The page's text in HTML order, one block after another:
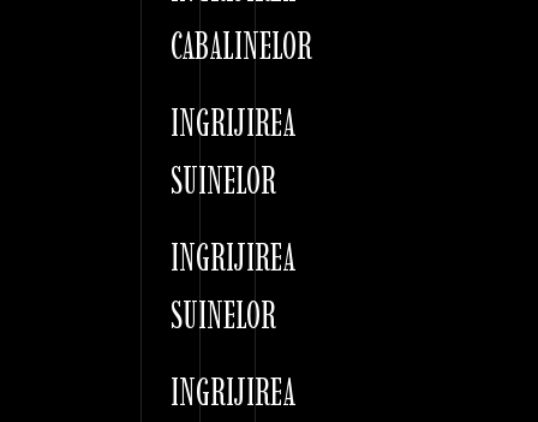
CABALINELOR
INGRIJIREA
SUINELOR
INGRIJIREA
SUINELOR
INGRIJIREA